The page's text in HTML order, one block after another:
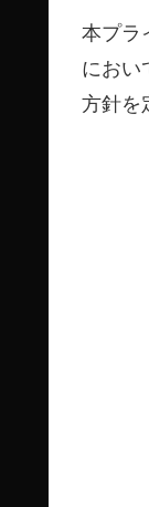
本プラ
におい
方針を